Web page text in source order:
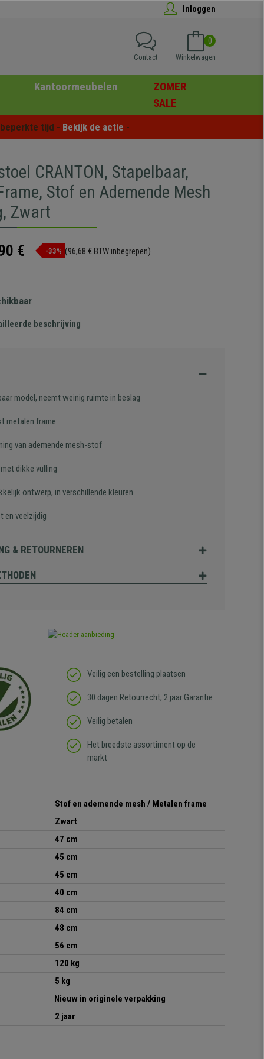
Inloggen
0
Winkelwagen
Contact
Kantoormeubelen
ZOMER
SALE
tijd - Bekijk de actie -
CRANTON, Stapelbaar,
Stof en Ademende Mesh
Zwart
€ -33% (96,68 € BTW inbegrepen)
beschrijving
model, neemt weinig ruimte in beslag
metalen frame
van ademende mesh-stof
dikke vulling
ontwerp, in verschillende kleuren
en veelzijdig
& RETOURNEREN
Veilig een bestelling plaatsen
30 dagen Retourrecht, 2 jaar Garantie
Veilig betalen
Het breedste assortiment op de
markt
Stof en ademende mesh / Metalen frame
Zwart
47 cm
45 cm
45 cm
40 cm
84 cm
48 cm
56 cm
120 kg
5 kg
Nieuw in originele verpakking
2 jaar